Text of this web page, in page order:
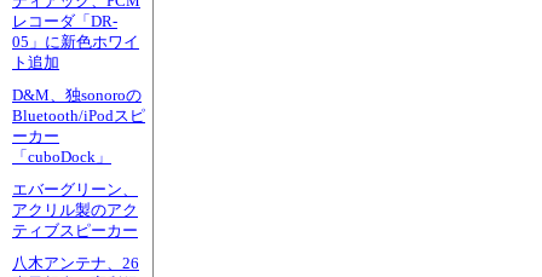
レコーダ「DR-
05」に新色ホワイ
ト追加
D&M、独sonoroの
Bluetooth/iPodスピ
ーカー
「cuboDock」
エバーグリーン、
アクリル製のアク
ティブスピーカー
八木アンテナ、26